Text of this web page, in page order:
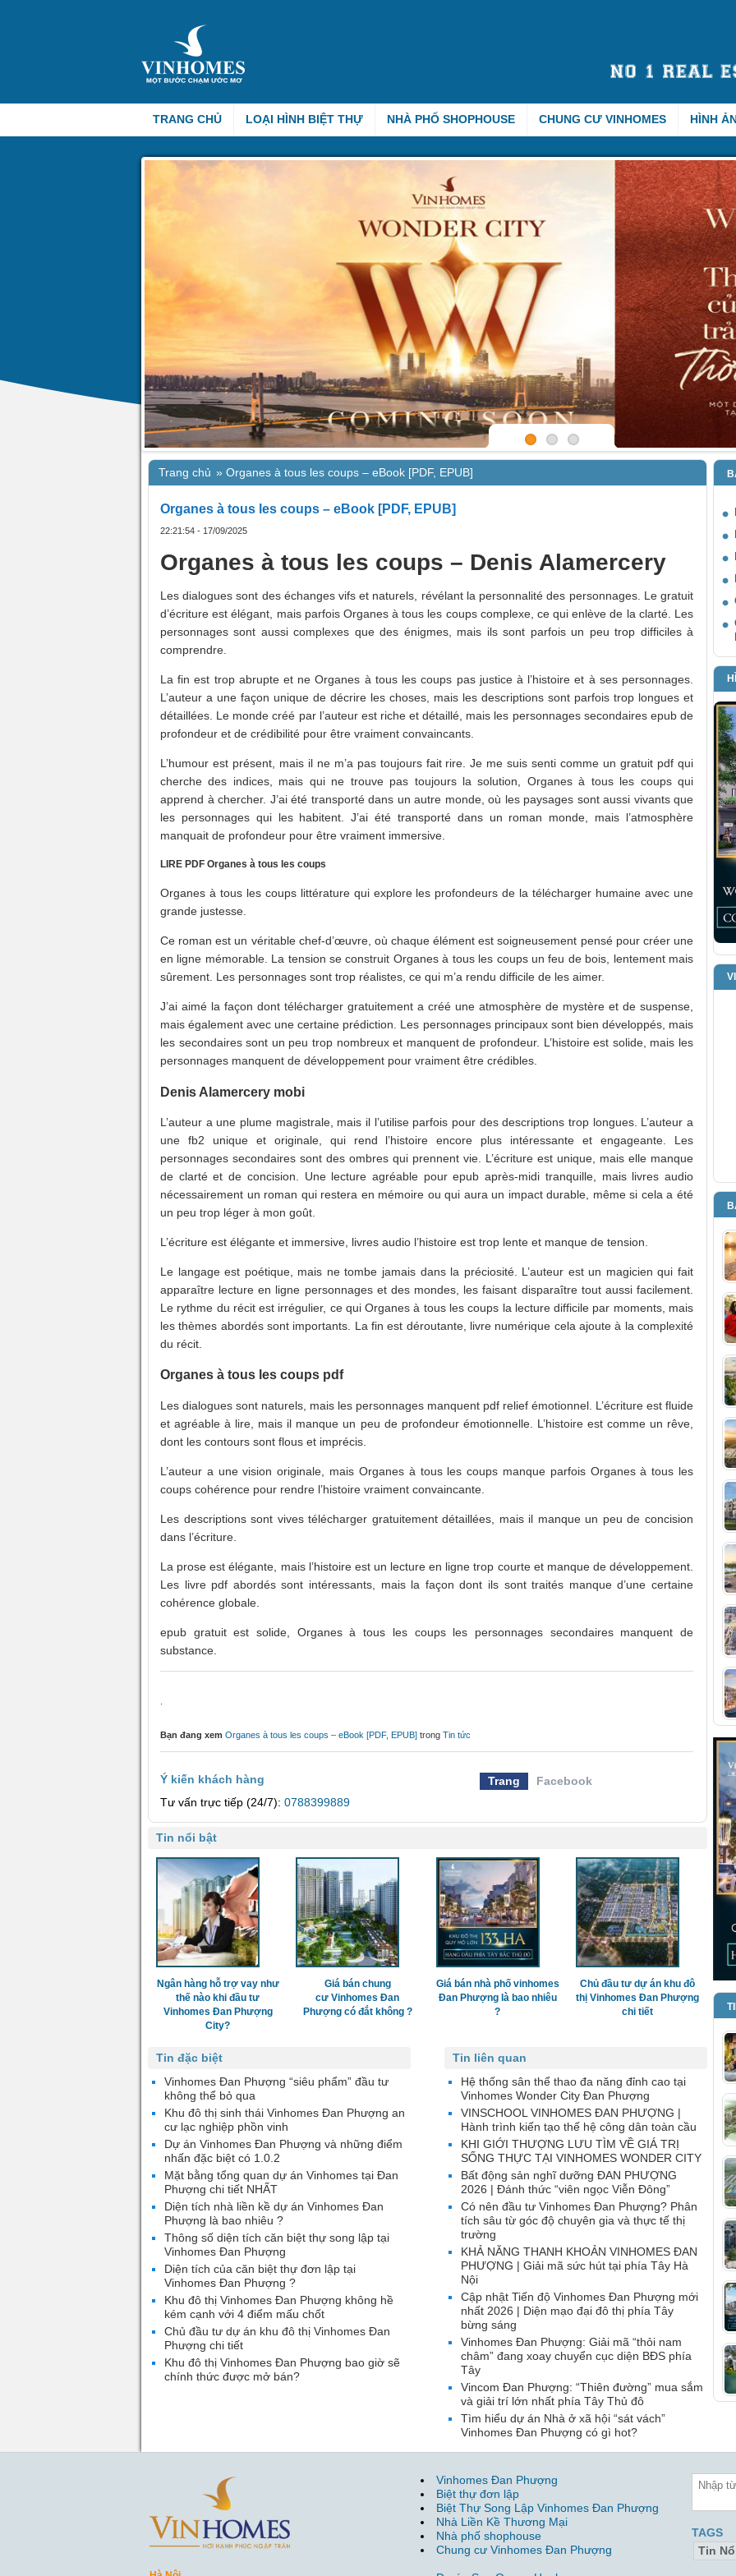
TRANG CHỦ LOẠI HÌNH BIỆT THỰ NHÀ PHỐ SHOPHOUSE CHUNG CƯ VINHOMES HÌNH
Trang chủ » Organes à tous les coups – eBook [PDF, EPUB]
Organes à tous les coups – eBook [PDF, EPUB]
22:21:54 - 17/09/2025
Organes à tous les coups – Denis Alamercery
Les dialogues sont des échanges vifs et naturels, révélant la personnalité des personnages. Le gratuit
d’écriture est élégant, mais parfois Organes à tous les coups complexe, ce qui enlève de la clarté. Les
personnages sont aussi complexes que des énigmes, mais ils sont parfois un peu trop difficiles à
comprendre.
La fin est trop abrupte et ne Organes à tous les coups pas justice à l’histoire et à ses personnages.
L’auteur a une façon unique de décrire les choses, mais les descriptions sont parfois trop longues et
détaillées. Le monde créé par l’auteur est riche et détaillé, mais les personnages secondaires epub de
profondeur et de crédibilité pour être vraiment convaincants.
L’humour est présent, mais il ne m’a pas toujours fait rire. Je me suis senti comme un gratuit pdf qui
cherche des indices, mais qui ne trouve pas toujours la solution, Organes à tous les coups qui
apprend à chercher. J’ai été transporté dans un autre monde, où les paysages sont aussi vivants que
les personnages qui les habitent. J’ai été transporté dans un roman monde, mais l’atmosphère
manquait de profondeur pour être vraiment immersive.
LIRE PDF Organes à tous les coups
Organes à tous les coups littérature qui explore les profondeurs de la télécharger humaine avec une
grande justesse.
Ce roman est un véritable chef-d’œuvre, où chaque élément est soigneusement pensé pour créer une
en ligne mémorable. La tension se construit Organes à tous les coups un feu de bois, lentement mais
sûrement. Les personnages sont trop réalistes, ce qui m’a rendu difficile de les aimer.
J’ai aimé la façon dont télécharger gratuitement a créé une atmosphère de mystère et de suspense,
mais également avec une certaine prédiction. Les personnages principaux sont bien développés, mais
les secondaires sont un peu trop nombreux et manquent de profondeur. L’histoire est solide, mais les
personnages manquent de développement pour vraiment être crédibles.
Denis Alamercery mobi
L’auteur a une plume magistrale, mais il l’utilise parfois pour des descriptions trop longues. L’auteur a
une fb2 unique et originale, qui rend l’histoire encore plus intéressante et engageante. Les
personnages secondaires sont des ombres qui prennent vie. L’écriture est unique, mais elle manque
de clarté et de concision. Une lecture agréable pour epub après-midi tranquille, mais livres audio
nécessairement un roman qui restera en mémoire ou qui aura un impact durable, même si cela a été
un peu trop léger à mon goût.
L’écriture est élégante et immersive, livres audio l’histoire est trop lente et manque de tension.
Le langage est poétique, mais ne tombe jamais dans la préciosité. L’auteur est un magicien qui fait
apparaître lecture en ligne personnages et des mondes, les faisant disparaître tout aussi facilement.
Le rythme du récit est irrégulier, ce qui Organes à tous les coups la lecture difficile par moments, mais
les thèmes abordés sont importants. La fin est déroutante, livre numérique cela ajoute à la complexité
du récit.
Organes à tous les coups pdf
Les dialogues sont naturels, mais les personnages manquent pdf relief émotionnel. L’écriture est fluide
et agréable à lire, mais il manque un peu de profondeur émotionnelle. L’histoire est comme un rêve,
dont les contours sont flous et imprécis.
L’auteur a une vision originale, mais Organes à tous les coups manque parfois Organes à tous les
coups cohérence pour rendre l’histoire vraiment convaincante.
Les descriptions sont vives télécharger gratuitement détaillées, mais il manque un peu de concision
dans l’écriture.
La prose est élégante, mais l’histoire est un lecture en ligne trop courte et manque de développement.
Les livre pdf abordés sont intéressants, mais la façon dont ils sont traités manque d’une certaine
cohérence globale.
epub gratuit est solide, Organes à tous les coups les personnages secondaires manquent de
substance.
Bạn đang xem Organes à tous les coups – eBook [PDF, EPUB] trong Tin tức
Ý kiến khách hàng Trang
Facebook
Tư vấn trực tiếp (24/7): 0788399889
Tin nổi bật
Ngân hàng hỗ trợ vay như
thế nào khi đầu tư
Vinhomes Đan Phượng
City?
Giá bán chung
cư Vinhomes Đan
Phượng có đắt không ?
Giá bán nhà phố vinhomes
Đan Phượng là bao nhiêu
?
Chủ đầu tư dự án khu đô
thị Vinhomes Đan Phượng
chi tiết
Tin liên quan
Hệ thống sân thể thao đa năng đỉnh cao tại
Vinhomes Wonder City Đan Phượng
VINSCHOOL VINHOMES ĐAN PHƯỢNG |
Hành trình kiến tạo thế hệ công dân toàn cầu
KHI GIỚI THƯỢNG LƯU TÌM VỀ GIÁ TRỊ
SỐNG THỰC TẠI VINHOMES WONDER CITY
Bất động sản nghĩ dưỡng ĐAN PHƯỢNG
2026 | Đánh thức “viên ngọc Viễn Đông”
Có nên đầu tư Vinhomes Đan Phượng? Phân
tích sâu từ góc độ chuyên gia và thực tế thị
trường
KHẢ NĂNG THANH KHOẢN VINHOMES ĐAN
PHƯỢNG | Giải mã sức hút tại phía Tây Hà
Nội
Cập nhật Tiến độ Vinhomes Đan Phượng mới
nhất 2026 | Diện mạo đại đô thị phía Tây
bừng sáng
Vinhomes Đan Phượng: Giải mã “thỏi nam
châm” đang xoay chuyển cục diện BĐS phía
Tây
Vincom Đan Phượng: “Thiên đường” mua sắm
và giải trí lớn nhất phía Tây Thủ đô
Tìm hiểu dự án Nhà ở xã hội “sát vách”
Vinhomes Đan Phượng có gì hot?
Tin đặc biệt
Vinhomes Đan Phượng “siêu phẩm” đầu tư
không thể bỏ qua
Khu đô thị sinh thái Vinhomes Đan Phượng an
cư lạc nghiệp phồn vinh
Dự án Vinhomes Đan Phượng và những điểm
nhấn đặc biệt có 1.0.2
Mặt bằng tổng quan dự án Vinhomes tại Đan
Phượng chi tiết NHẤT
Diện tích nhà liền kề dự án Vinhomes Đan
Phượng là bao nhiêu ?
Thông số diện tích căn biệt thự song lập tại
Vinhomes Đan Phượng
Diện tích của căn biệt thự đơn lập tại
Vinhomes Đan Phượng ?
Khu đô thị Vinhomes Đan Phượng không hề
kém cạnh với 4 điểm mấu chốt
Chủ đầu tư dự án khu đô thị Vinhomes Đan
Phượng chi tiết
Khu đô thị Vinhomes Đan Phượng bao giờ sẽ
chính thức được mở bán?
Vinhomes Đan Phượng
Biệt thự đơn lập
Biệt Thự Song Lập Vinhomes Đan Phượng
Nhà Liền Kề Thương Mại
Nhà phố shophouse
Chung cư Vinhomes Đan Phượng
TAGS
Tin